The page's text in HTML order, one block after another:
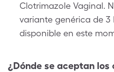
Clotrimazole Vaginal.
variante genérica de 3
disponible en este
¿Dónde se aceptan los